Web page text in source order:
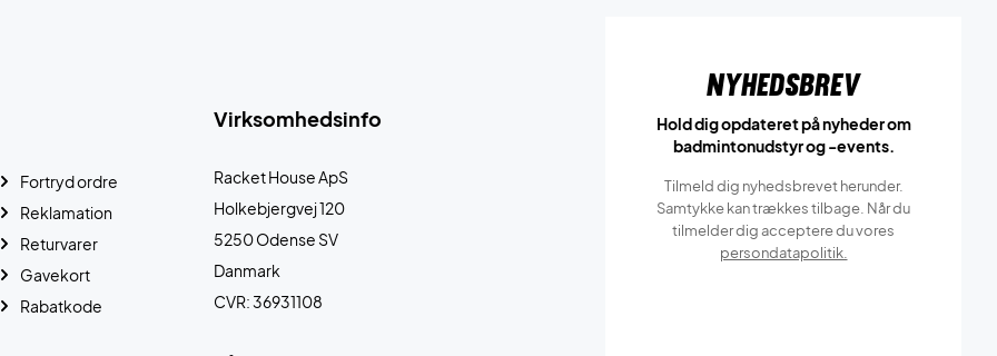
Virksomhedsinfo
Racket House ApS
Holkebjergvej 120
5250 Odense SV
Danmark
CVR: 36931108
Fortryd ordre
Reklamation
Returvarer
Gavekort
Rabatkode
Nyhedsbrev
Hold dig opdateret på nyheder om
badmintonudstyr og -events.
Tilmeld dig nyhedsbrevet herunder.
Samtykke kan trækkes tilbage. Når du
tilmelder dig acceptere du vores
persondatapolitik.